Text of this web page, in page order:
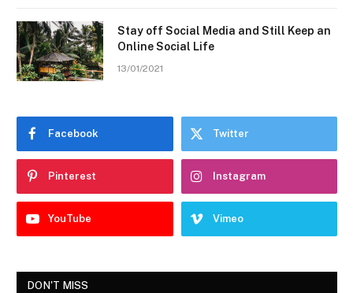
Stay off Social Media and Still Keep an
Online Social Life
13/01/2021
Facebook Twitter
Pinterest Instagram
YouTube Vimeo
DON'T MISS